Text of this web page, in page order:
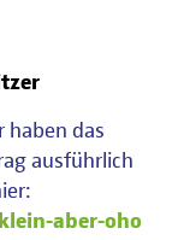
haben das
ausführlich
aber-oho